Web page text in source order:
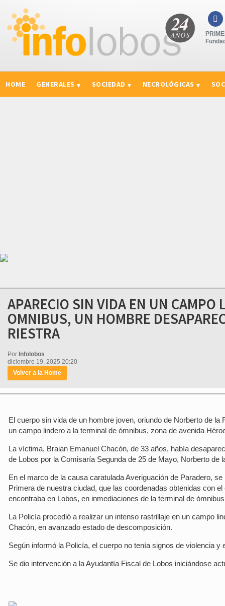

HOME GENERALES SOCIEDAD NECROLÓGICAS
APARECIO SIN VIDA EN UN CAMPO
OMNIBUS, UN HOMBRE
RIESTRA
Por Infolobos
diciembre 19, 2025 20:20
Volver a la Home
El cuerpo sin vida de un hombre joven, oriundo de Norberto de
un campo lindero a la terminal de ómnibus, zona de avenida
La víctima, Braian Emanuel Chacón, de 33 años, había
de Lobos por la Comisaría Segunda de 25 de Mayo, Norberto de
En el marco de la causa caratulada Averiguación de Paradero,
Primera de nuestra ciudad, que las coordenadas obtenidas con
encontraba en Lobos, en inmediaciones de la terminal de
La Policía procedió a realizar un intenso rastrillaje en un campo
Chacón, en avanzado estado de descomposición.
Según informó la Policía, el cuerpo no tenía signos de violencia
Se dio intervención a la Ayudantía Fiscal de Lobos iniciándose